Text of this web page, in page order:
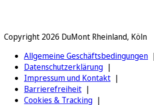
Copyright 2026 DuMont Rheinland, Köln
Allgemeine Geschäftsbedingungen
Datenschutzerklärung
Impressum und Kontakt
Barrierefreiheit
Cookies & Tracking